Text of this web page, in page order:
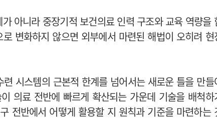
아니라 중장기적 보건의료 인력 구조와 교육 역량을
변화하지 않으면 외부에서 마련된 해법이 오히려 현
시스템의 근본적 한계를 넘어서는 새로운 틀을 만들
의료 전반에 빠르게 확산되는 가운데 기술을 배척하
전반에서 어떻게 활용할 지 원칙과 기준을 마련하는